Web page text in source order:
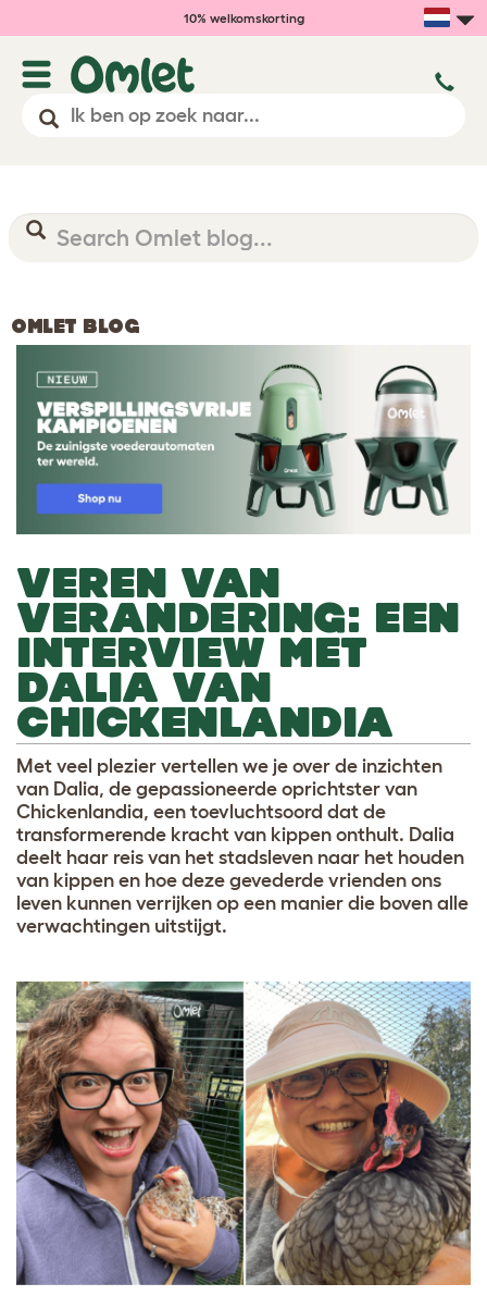
10% welkomskorting
OMLET BLOG
VEREN VAN
VERANDERING: EEN
INTERVIEW MET
DALIA VAN
CHICKENLANDIA
Met veel plezier vertellen we je over de inzichten
van Dalia, de gepassioneerde oprichtster van
Chickenlandia, een toevluchtsoord dat de
transformerende kracht van kippen onthult. Dalia
deelt haar reis van het stadsleven naar het houden
van kippen en hoe deze gevederde vrienden ons
leven kunnen verrijken op een manier die boven alle
verwachtingen uitstijgt.